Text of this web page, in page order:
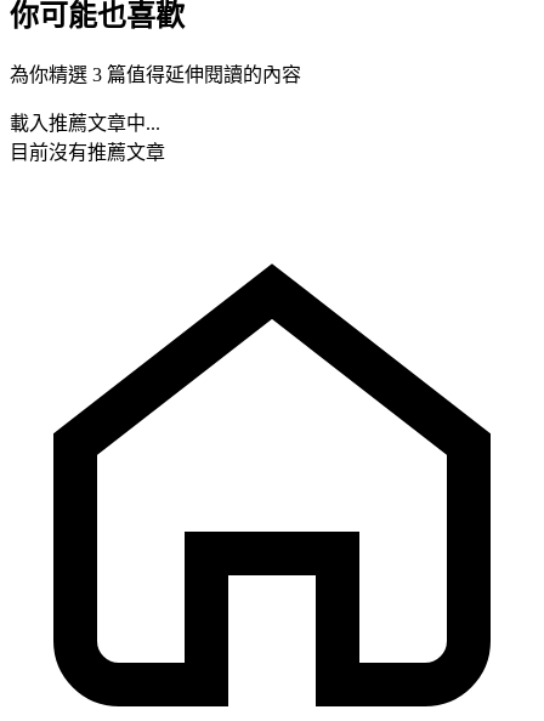
你可能也喜歡
為你精選 3 篇值得延伸閱讀的內容
載入推薦文章中...
目前沒有推薦文章